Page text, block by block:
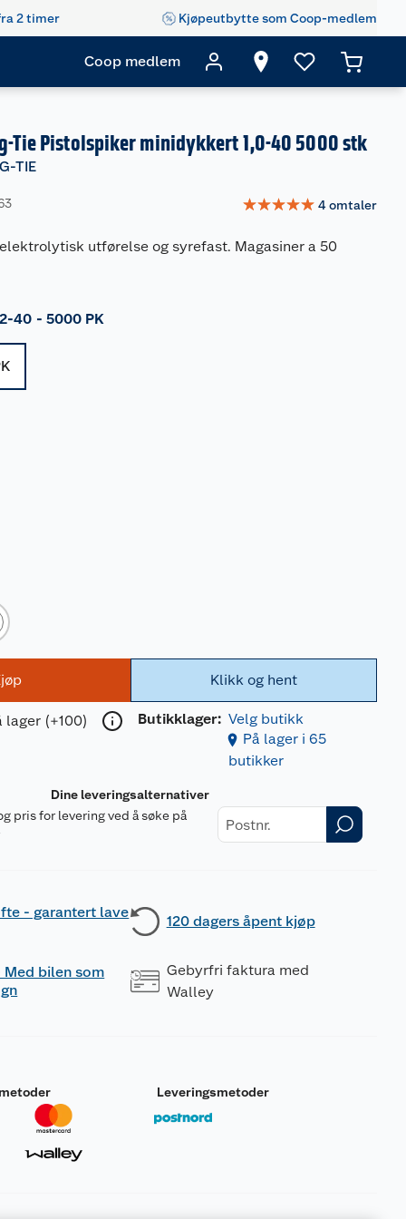
2 timer Kjøpeutbytte som Coop-medlem
Coop medlem
Tie Pistolspiker minidykkert 1,0-40 5000 stk
TIE
☆☆☆☆☆ 4omtaler
utførelse og syrefast. Magasiner a 50
40 - 5000 PK
lager (+100)
Klikk og hent
Butikklager: Velg butikk
På lager i 65
butikker
Dine leveringsalternativer
pris for levering ved å søke på
- garantert lave
120 dagers åpent kjøp
Med bilen som
Gebyrfri faktura med
Walley
Leveringsmetoder